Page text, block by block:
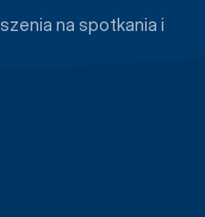
na spotkania i